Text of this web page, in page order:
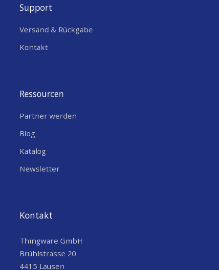
Support
Versand & Rückgabe
Kontakt
Ressourcen
Partner werden
Blog
Katalog
Newsletter
Kontakt
Thingware GmbH
Brühlstrasse 20
4415 Lausen